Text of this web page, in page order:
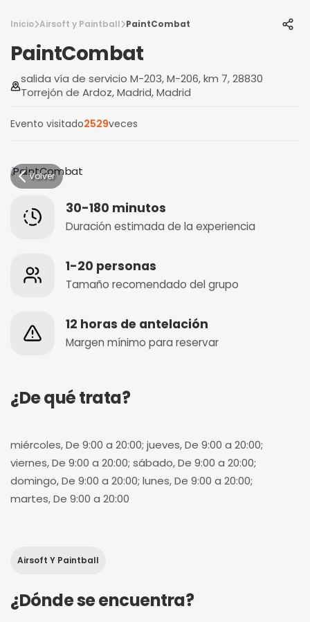
Inicio Airsoft y Paintball PaintCombat
PaintCombat
salida vía de servicio M-203, M-206, km 7, 28830
Torrejón de Ardoz, Madrid, Madrid
Evento visitado2529veces
Volver
30-180 minutos
Duración estimada de la experiencia
1-20 personas
Tamaño recomendado del grupo
12 horas de antelación
Margen mínimo para reservar
¿De qué trata?
miércoles, De 9:00 a 20:00; jueves, De 9:00 a 20:00;
viernes, De 9:00 a 20:00; sábado, De 9:00 a 20:00;
domingo, De 9:00 a 20:00; lunes, De 9:00 a 20:00;
martes, De 9:00 a 20:00
Airsoft Y Paintball
¿Dónde se encuentra?